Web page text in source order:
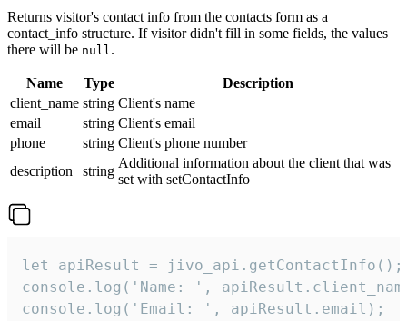
Returns visitor's contact info from the contacts form as a
contact_info structure. If visitor didn't fill in some fields, the values
there will be null.
Name Type
Description
client_name string Client's name
email
string Client's email
phone
string Client's phone number
description
string
Additional information about the client that was
set with setContactInfo
let apiResult = jivo_api.getContactInfo();
console.log('Name: ',
console.log('Email: ', apiResult.email);